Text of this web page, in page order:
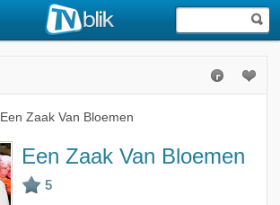
Een Zaak Van Bloemen
Een Zaak Van Bloemen